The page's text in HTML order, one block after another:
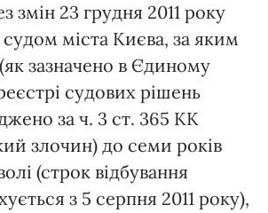
змін 23 грудня 2011 року
міста Києва, за яким
зазначено в Єдиному
судових рішень
за ч. 3 ст. 365 КК
злочин) до семи років
(строк відбування
з 5 серпня 2011 року),